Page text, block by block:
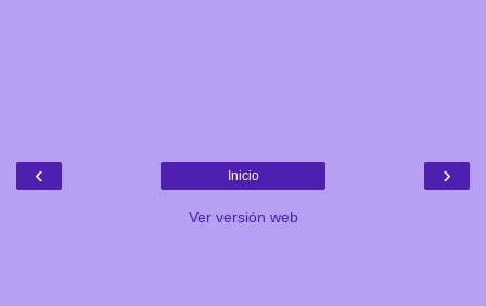
‹ ›
Inicio
Ver versión web